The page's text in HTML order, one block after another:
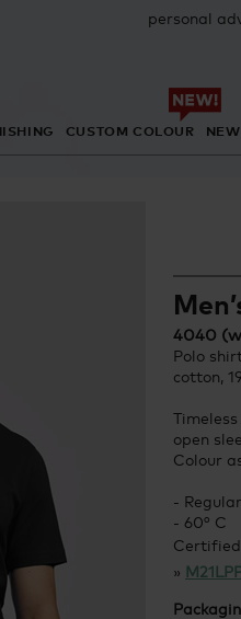
personal
CUSTOM COLOUR
4040
Polo
cotton,
open
Colour
-
- 60° C
Certified
»